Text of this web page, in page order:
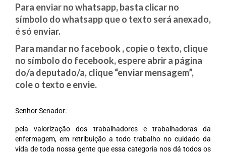
CONTATO
Para enviar no whatsapp, basta clicar no
símbolo do whatsapp que o texto será anexado,
é só enviar.
Para mandar no facebook , copie o texto, clique
no símbolo do fecebook, espere abrir a página
do/a deputado/a, clique “enviar mensagem”,
cole o texto e envie.
Senhor Senador:
pela valorização dos trabalhadores e trabalhadoras da
enfermagem, em retribuição a todo trabalho no cuidado da
vida de toda nossa gente que essa categoria nos dá todos os